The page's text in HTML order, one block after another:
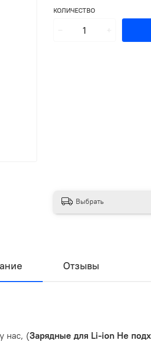
КОЛИЧЕСТВО
Выбрать
Отзывы
нас, (Зарядные для Li-ion Не